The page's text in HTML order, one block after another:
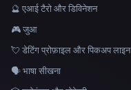
🔮 एआई टैरो और डिविनेशन
🎮 जुआ
💘 डेटिंग प्रोफ़ाइल और पिकअप लाइन
🗣️ भाषा सीखना